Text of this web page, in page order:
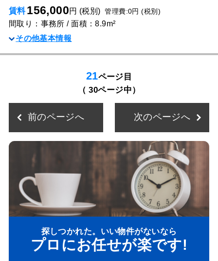
賃料156,000円 (税別)管理費:0円 (税別)
間取り：事務所 / 面積：8.9m²
その他基本情報
21ページ目
（ 30ページ中）
前のページへ 次のページへ
探しつかれた。いい物件がないなら
プロにお任せが楽です!